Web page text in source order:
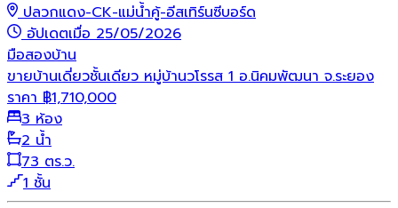
ปลวกแดง-CK-แม่น้ำคู้-อีสเทิร์นซีบอร์ด
อัปเดตเมื่อ 25/05/2026
มือสองบ้าน
ขายบ้านเดี่ยวชั้นเดียว หมู่บ้านวโรรส 1 อ.นิคมพัฒนา จ.ระยอง
ราคา ฿1,710,000
3 ห้อง
2 น้ำ
73 ตร.ว.
1 ชั้น